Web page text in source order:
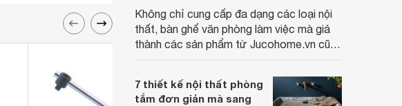
Không chỉ cung cấp đa dạng các loại nội
thất, bàn ghế văn phòng làm việc mà giá
thành các sản phẩm từ Jucohome.vn cũng
7 thiết kế nội thất phòng
tắm đơn giản mà sang